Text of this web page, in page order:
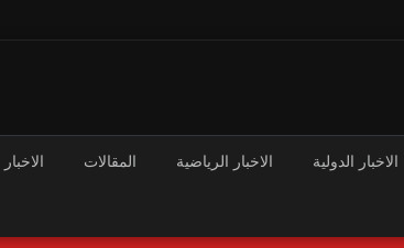
الاخبار الدولية الاخبار الرياضية المقالات